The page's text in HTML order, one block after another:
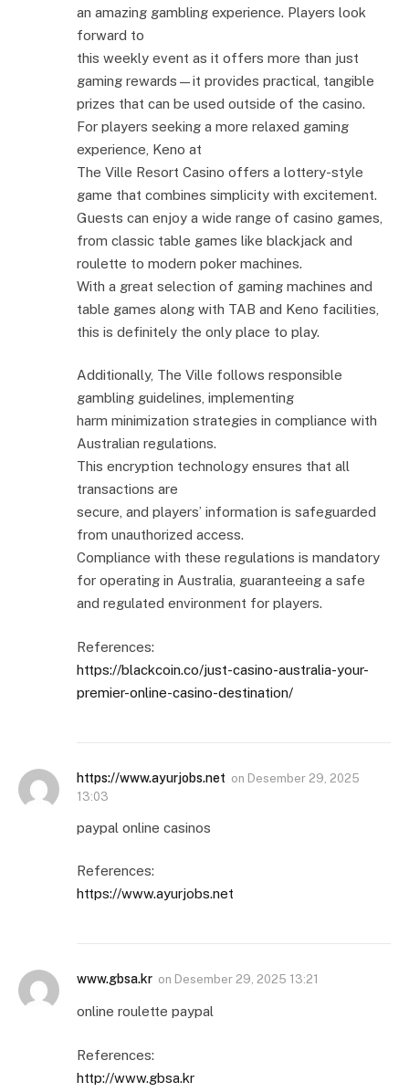
an amazing gambling experience. Players look
forward to
this weekly event as it offers more than just
gaming rewards—it provides practical, tangible
prizes that can be used outside of the casino.
For players seeking a more relaxed gaming
experience, Keno at
The Ville Resort Casino offers a lottery-style
game that combines simplicity with excitement.
Guests can enjoy a wide range of casino games,
from classic table games like blackjack and
roulette to modern poker machines.
With a great selection of gaming machines and
table games along with TAB and Keno facilities,
this is definitely the only place to play.
Additionally, The Ville follows responsible
gambling guidelines, implementing
harm minimization strategies in compliance with
Australian regulations.
This encryption technology ensures that all
transactions are
secure, and players’ information is safeguarded
from unauthorized access.
Compliance with these regulations is mandatory
for operating in Australia, guaranteeing a safe
and regulated environment for players.
References:
https://blackcoin.co/just-casino-australia-your-
premier-online-casino-destination/
https://www.ayurjobs.net on Desember 29, 2025
13:03
paypal online casinos
References:
https://www.ayurjobs.net
www.gbsa.kr on Desember 29, 2025 13:21
online roulette paypal
References:
http://www.gbsa.kr